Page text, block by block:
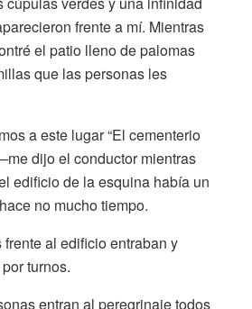
frente a mí. Mientras
el patio lleno de palomas
que las personas les
a este lugar “El cementerio
dijo el conductor mientras
edificio de la esquina había un
no mucho tiempo.
al edificio entraban y
turnos.
entran al peregrinaje todos